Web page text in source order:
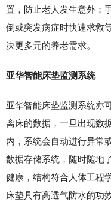
置，防止老人发生意外；
倒或突发病症时快速求救
决更多元的养老需求。
亚华智能床垫监测系统
亚华智能床垫监测系统亦
离床的数据，一旦出现数
内，系统会自动进行异常
数据存储系统，随时随地
健康，结构符合人体工程
床垫具有高透气防水的功